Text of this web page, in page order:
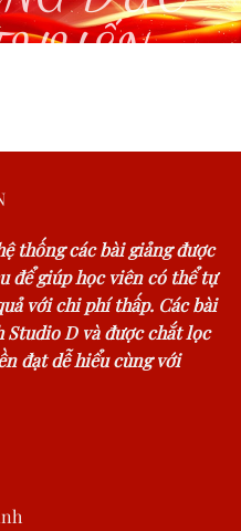
thống các bài giảng được
để giúp học viên có thể tự
với chi phí thấp. Các bài
D và được chắt lọc
đạt dễ hiểu cùng với